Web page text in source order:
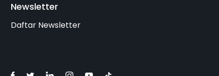
Newsletter
Daftar Newsletter